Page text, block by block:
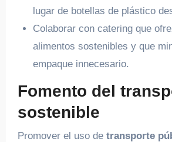
lugar de botellas de plástico
Colaborar con catering que
alimentos sostenibles y que
empaque innecesario.
Fomento del
sostenible
Promover el uso de transporte